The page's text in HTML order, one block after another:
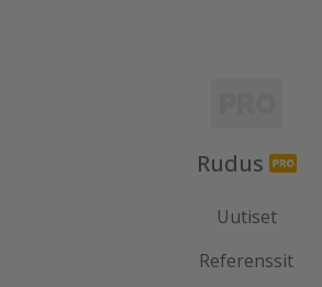
Rudus
Uutiset
Referenssit